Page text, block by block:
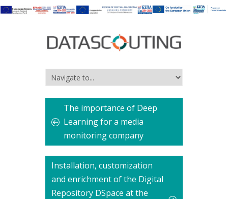
The importance of Deep
Learning for a media
monitoring company
Installation, customization
and enrichment of the Digital
Repository DSpace at the